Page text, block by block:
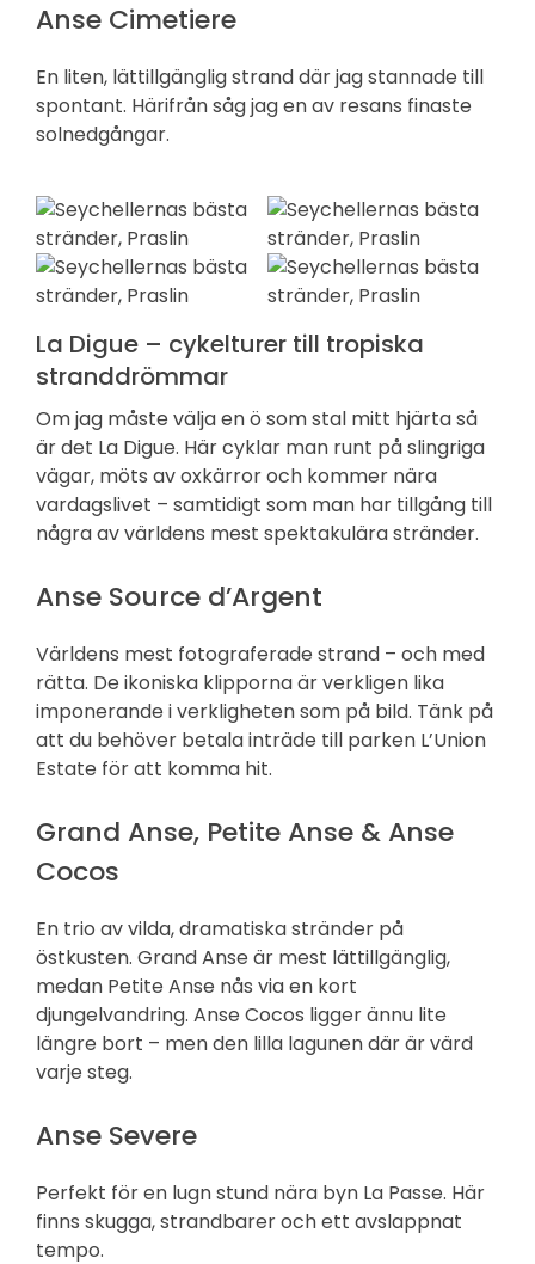
Anse Cimetiere
En liten, lättillgänglig strand där jag stannade till
spontant. Härifrån såg jag en av resans finaste
solnedgångar.
La Digue – cykelturer till tropiska
stranddrömmar
Om jag måste välja en ö som stal mitt hjärta så
är det La Digue. Här cyklar man runt på slingriga
vägar, möts av oxkärror och kommer nära
vardagslivet – samtidigt som man har tillgång till
några av världens mest spektakulära stränder.
Anse Source d’Argent
Världens mest fotograferade strand – och med
rätta. De ikoniska klipporna är verkligen lika
imponerande i verkligheten som på bild. Tänk på
att du behöver betala inträde till parken L’Union
Estate för att komma hit.
Grand Anse, Petite Anse & Anse
Cocos
En trio av vilda, dramatiska stränder på
östkusten. Grand Anse är mest lättillgänglig,
medan Petite Anse nås via en kort
djungelvandring. Anse Cocos ligger ännu lite
längre bort – men den lilla lagunen där är värd
varje steg.
Anse Severe
Perfekt för en lugn stund nära byn La Passe. Här
finns skugga, strandbarer och ett avslappnat
tempo.